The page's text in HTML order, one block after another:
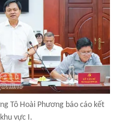
Tô Hoài Phương báo cáo kết
vực I.